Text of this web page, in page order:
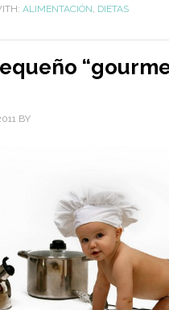
ALIMENTACIÓN, DIETAS
BY